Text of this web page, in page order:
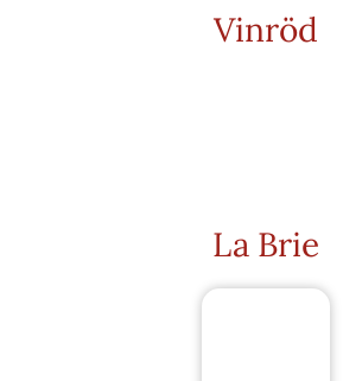
Vinröd
La Brie